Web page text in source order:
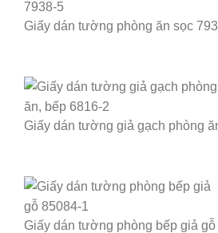
Giấy dán tường phòng ăn sọc
Giấy dán tường giả gạch phòng
Giấy dán tường phòng bếp giả gỗ